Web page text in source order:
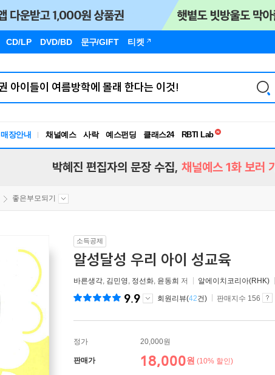
CD/LP DVD/BD 문구/GIFT 티켓
매장안내 채널예스 사락 예스펀딩 클래스24
RBTI Lab
독서유형검사
박혜진 편집자의 문장 수집, 채널예스 1화 보러
좋은부모되기
소득공제
알성달성 우리 아이 성교육
바른생각, 김민영, 정선화, 윤동희 저 알에이치코리아(RHK)
9.9 회원리뷰(42건) 판매지수 156
정가 20,000원
판매가 18,000원 (10% 할인)